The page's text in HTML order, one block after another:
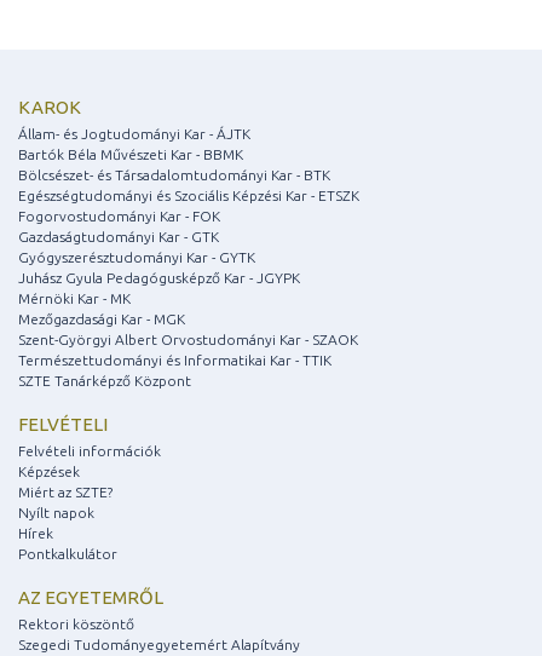
KAROK
Állam- és Jogtudományi Kar - ÁJTK
Bartók Béla Művészeti Kar - BBMK
Bölcsészet- és Társadalomtudományi Kar - BTK
Egészségtudományi és Szociális Képzési Kar - ETSZK
Fogorvostudományi Kar - FOK
Gazdaságtudományi Kar - GTK
Gyógyszerésztudományi Kar - GYTK
Juhász Gyula Pedagógusképző Kar - JGYPK
Mérnöki Kar - MK
Mezőgazdasági Kar - MGK
Szent-Györgyi Albert Orvostudományi Kar - SZAOK
Természettudományi és Informatikai Kar - TTIK
SZTE Tanárképző Központ
FELVÉTELI
Felvételi információk
Képzések
Miért az SZTE?
Nyílt napok
Hírek
Pontkalkulátor
AZ EGYETEMRŐL
Rektori köszöntő
Szegedi Tudományegyetemért Alapítvány